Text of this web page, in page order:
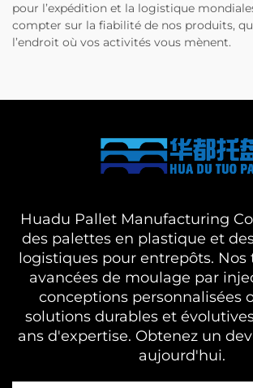
pour l’expédition et la logistique
compter sur la fiabilité de nos produits,
l’endroit où vos activités vous mènent.
Huadu Pallet Manufacturing
des palettes en plastique et
logistiques pour entrepôts. Nos
avancées de moulage par
conceptions personnalisées
solutions durables et
ans d'expertise. Obtenez un
aujourd'hui.